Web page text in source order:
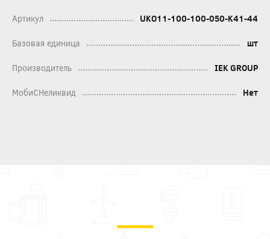
Артикул UKO11-100-100-050-K41-44
Базовая единица шт
Производитель IEK GROUP
МобиСНеликвид Нет